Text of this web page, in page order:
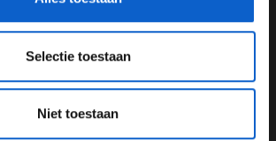
Selectie toestaan
Niet toestaan
het eerdere incident.
Hij probeert Oliver Bearman in te halen.